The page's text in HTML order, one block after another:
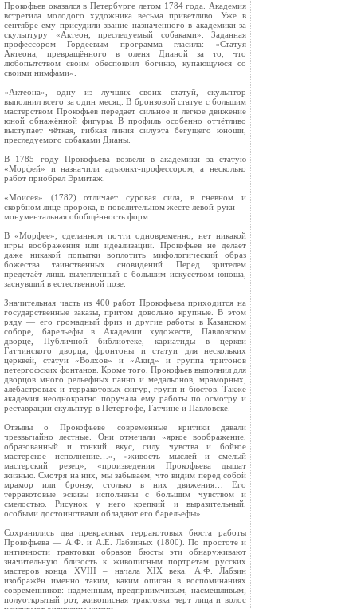
Прокофьев оказался в Петербурге летом 1784 года. Академия
встретила молодого художника весьма приветливо. Уже в
сентябре ему присудили звание назначенного в академики за
скульптуру «Актеон, преследуемый собаками». Заданная
профессором Гордеевым программа гласила: «Статуя
Актеона, превращённого в оленя Дианой за то, что
любопытством своим обеспокоил богиню, купающуюся со
своими нимфами».
«Актеона», одну из лучших своих статуй, скульптор
выполнил всего за один месяц. В бронзовой статуе с большим
мастерством Прокофьев передаёт сильное и лёгкое движение
юной обнажённой фигуры. В профиль особенно отчётливо
выступает чёткая, гибкая линия силуэта бегущего юноши,
преследуемого собаками Дианы.
В 1785 году Прокофьева возвели в академики за статую
«Морфей» и назначили адъюнкт-профессором, а несколько
работ приобрёл Эрмитаж.
«Моисея» (1782) отличает суровая сила, в гневном и
скорбном лице пророка, в повелительном жесте левой руки —
монументальная обобщённость форм.
В «Морфее», сделанном почти одновременно, нет никакой
игры воображения или идеализации. Прокофьев не делает
даже никакой попытки воплотить мифологический образ
божества таинственных сновидений. Перед зрителем
предстаёт лишь вылепленный с большим искусством юноша,
заснувший в естественной позе.
Значительная часть из 400 работ Прокофьева приходится на
государственные заказы, притом довольно крупные. В этом
ряду — его громадный фриз и другие работы в Казанском
соборе, барельефы в Академии художеств, Павловском
дворце, Публичной библиотеке, кариатиды в церкви
Гатчинского дворца, фронтоны и статуи для нескольких
церквей, статуи «Волхов» и «Акид» и группа тритонов
петергофских фонтанов. Кроме того, Прокофьев выполнил для
дворцов много рельефных панно и медальонов, мраморных,
алебастровых и терракотовых фигур, групп и бюстов. Также
академия неоднократно поручала ему работы по осмотру и
реставрации скульптур в Петергофе, Гатчине и Павловске.
Отзывы о Прокофьеве современные критики давали
чрезвычайно лестные. Они отмечали «яркое воображение,
образованный и тонкий вкус, силу чувства и бойкое
мастерское исполнение…», «живость мыслей и смелый
мастерский резец», «произведения Прокофьева дышат
жизнью. Смотря на них, мы забываем, что видим перед собой
мрамор или бронзу, столько в них движения… Его
терракотовые эскизы исполнены с большим чувством и
смелостью. Рисунок у него крепкий и выразительный,
особыми достоинствами обладают его барельефы».
Сохранились два прекрасных терракотовых бюста работы
Прокофьева — А.Ф. и А.Е. Лабзиных (1800). По простоте и
интимности трактовки образов бюсты эти обнаруживают
значительную близость к живописным портретам русских
мастеров конца XVIII – начала XIX века. А.Ф. Лабзин
изображён именно таким, каким описан в воспоминаниях
современников: надменным, предприимчивым, насмешливым;
полуоткрытый рот, живописная трактовка черт лица и волос